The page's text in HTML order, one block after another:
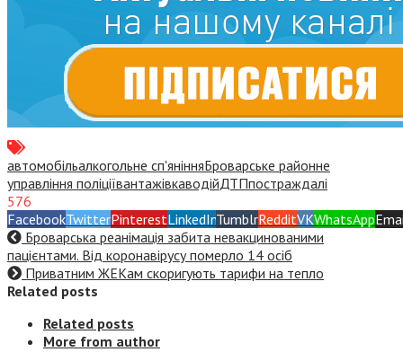
автомобільалкогольне сп'янінняБроварське районне
управління поліціївантажівкаводійДТПпостраждалі
576
FacebookTwitterPinterestLinkedInTumblrRedditVKWhatsApp
Броварська реанімація забита невакцинованими
пацієнтами. Від коронавірусу померло 14 осіб
Приватним ЖЕКам скоригують тарифи на тепло
Related posts
Related posts
More from author